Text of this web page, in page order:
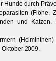
Hunde durch
(Flöhe,
und Katzen.
Oktober 2009.